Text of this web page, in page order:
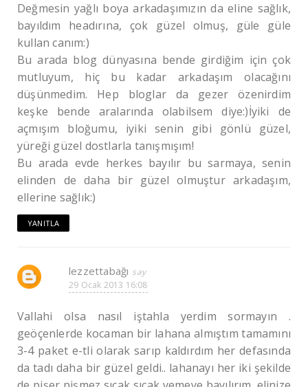
Değmesin yağlı boya arkadaşımızın da eline sağlık,
bayıldım headırına, çok güzel olmuş, güle güle
kullan canım:)
Bu arada blog dünyasına bende girdiğim için çok
mutluyum, hiç bu kadar arkadaşım olacağını
düşünmedim. Hep bloglar da gezer özenirdim
keşke bende aralarında olabilsem diye:)İyiki de
açmışım bloğumu, iyiki senin gibi gönlü güzel,
yüreği güzel dostlarla tanışmışım!
Bu arada evde herkes bayılır bu sarmaya, senin
elinden de daha bir güzel olmuştur arkadaşım,
ellerine sağlık:)
YANITLA
lezzettabağı
29 Ocak 2013 16:08
Vallahi olsa nasıl iştahla yerdim sormayın .
geöçenlerde kocaman bir lahana almıştım tamamını
3-4 paket e-tli olarak sarıp kaldırdım her defasında
da tadı daha bir güzel geldi.. lahanayı her iki şekilde